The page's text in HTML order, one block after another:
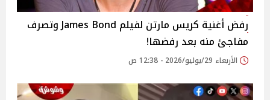
رفض أغنية كريس مارتن لفيلم James Bond وتصرف
مفاجئ منه بعد رفضها!
الأربعاء 29/يوليو/2026 - 12:38 ص